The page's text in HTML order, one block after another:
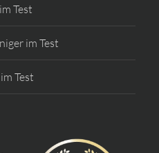
Test
im Test
Test